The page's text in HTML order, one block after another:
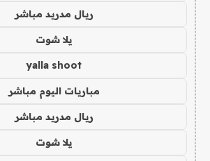
ريال مدريد مباشر
يلا شوت
yalla shoot
مباريات اليوم مباشر
ريال مدريد مباشر
يلا شوت